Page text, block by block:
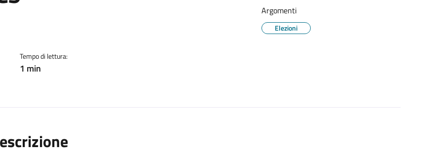
Tempo di lettura:
1 min
Argomenti
Elezioni